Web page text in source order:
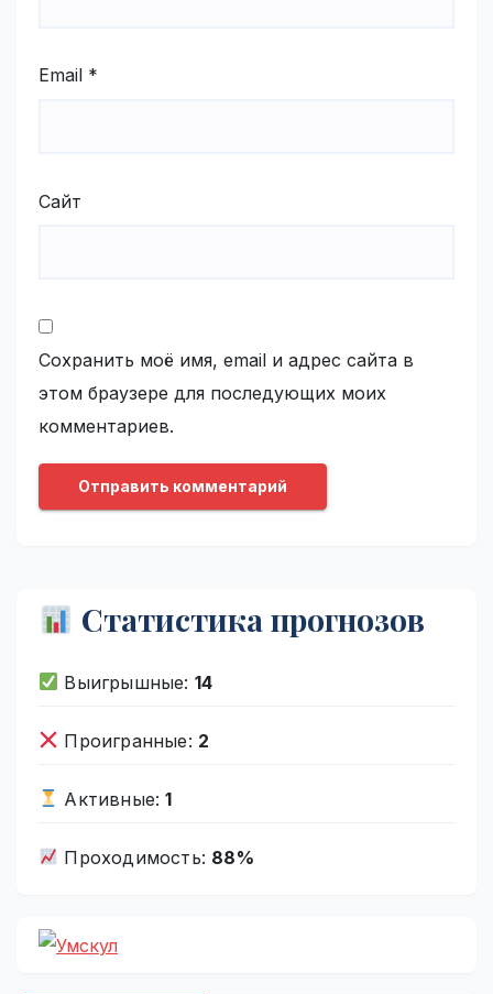
Email *
Сайт
Сохранить моё имя, email и адрес сайта в
этом браузере для последующих моих
комментариев.
Статистика прогнозов
Выигрышные: 14
Проигранные: 2
Активные:1
Проходимость: 88%